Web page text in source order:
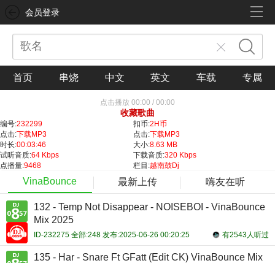
会员登录
首页 串烧 中文 英文 车载 专属
点击播放 00:00 / 00:00
收藏歌曲
编号:232299 扣币:2H币
点击:下载MP3 点击:下载MP3
时长:00:03:46 大小:8.63 MB
试听音质:64 Kbps 下载音质:320 Kbps
点播量:9468 栏目:越南鼓Dj
VinaBounce 最新上传 嗨友在听
132 - Temp Not Disappear - NOISEBOI - VinaBounce
Mix 2025
有2543人听过
ID-232275 全部:248 发布:2025-06-26 00:20:25
135 - Har - Snare Ft GFatt (Edit CK) VinaBounce Mix